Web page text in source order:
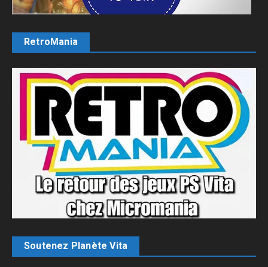
RetroMania
Soutenez Planète Vita